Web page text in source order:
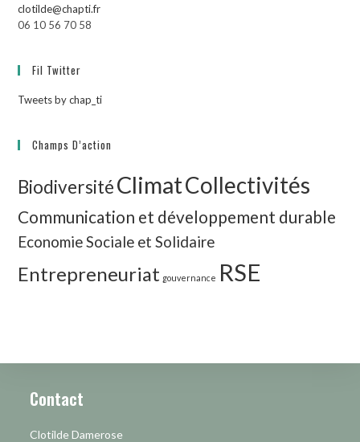
clotilde@chapti.fr
06 10 56 70 58
Fil Twitter
Tweets by chap_ti
Champs D’action
BiodiversitéClimatCollectivités
Communication et développement durable
Economie Sociale et Solidaire
Entrepreneuriat gouvernance RSE
Contact
Clotilde Damerose